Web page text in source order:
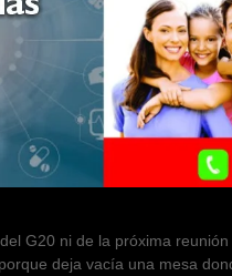
G20 ni de la próxima
deja vacía una mesa